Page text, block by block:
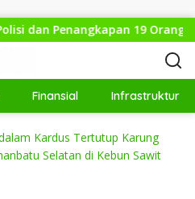
Penangkapan 19 Orang
Finansial Infrastruktur
Kardus Tertutup Karung
Selatan di Kebun Sawit